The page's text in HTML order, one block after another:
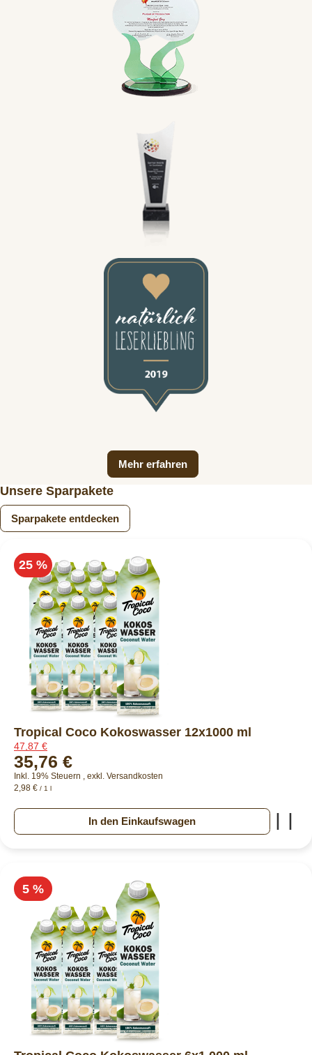
Mehr erfahren
Unsere Sparpakete
Sparpakete entdecken
25 %
Tropical Coco Kokoswasser 12x1000 ml
47,87 €
35,76 €
Inkl. 19% Steuern exkl. Versandkosten
2,98 € / 1 l
In den Einkaufswagen
5 %